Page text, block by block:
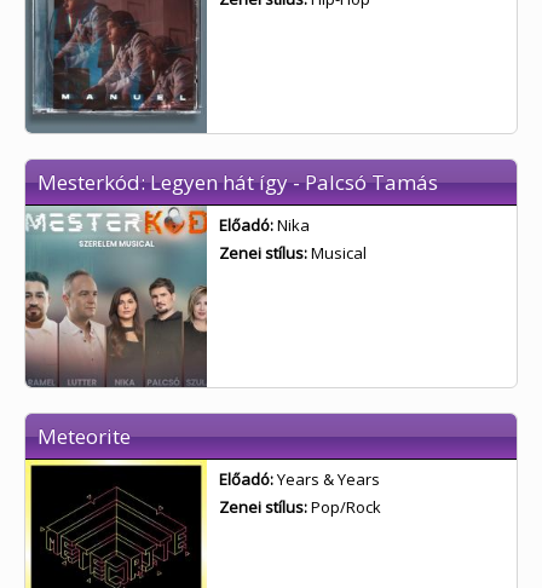
Mesterkód: Legyen hát így - Palcsó Tamás
Előadó:Nika
Zenei stílus:Musical
Meteorite
Előadó:Years & Years
Zenei stílus:Pop/Rock